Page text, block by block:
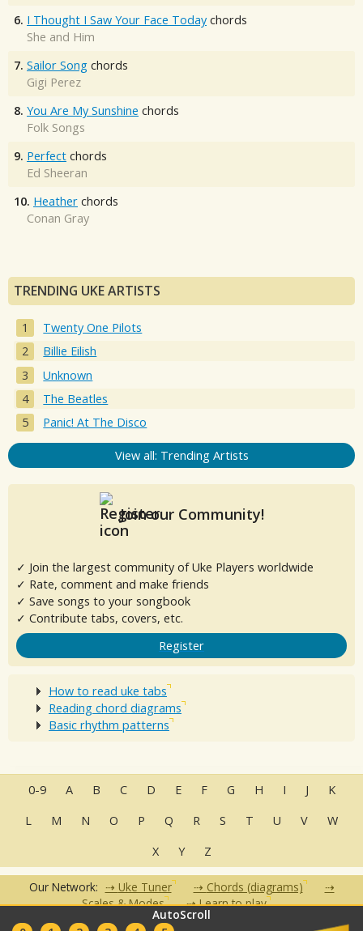
AutoScroll
6. I Thought I Saw Your Face Today chords
She and Him
7. Sailor Song chords
Gigi Perez
8. You Are My Sunshine chords
Folk Songs
9. Perfect chords
Ed Sheeran
10. Heather chords
Conan Gray
TRENDING UKE ARTISTS
Twenty One Pilots
Billie Eilish
Unknown
The Beatles
Panic! At The Disco
View all: Trending Artists
Join our Community!
✓ Join the largest community of Uke Players worldwide
✓ Rate, comment and make friends
✓ Save songs to your songbook
✓ Contribute tabs, covers, etc.
Register
How to read uke tabs
Reading chord diagrams
Basic rhythm patterns
0-9 A B C D E F G H I J
K
L
M N O P Q R S T U V
W
X
Y Z
Our Network: Uke Tuner
Chords (diagrams)
Scales & Modes
Learn to play